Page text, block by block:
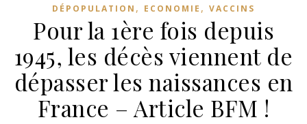
DÉPOPULATION , ECONOMIE , VACCINS
Pour la 1ère fois depuis
1945, les décès viennent de
dépasser les naissances en
France – Article BFM !